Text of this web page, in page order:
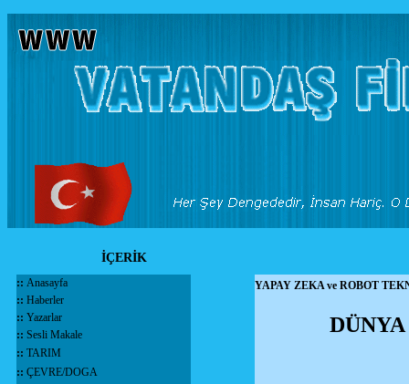
İÇERİK
:: Anasayfa
:: Haberler
:: Yazarlar
:: Sesli Makale
:: TARIM
:: ÇEVRE/DOGA
YAPAY ZEKA ve ROBOT